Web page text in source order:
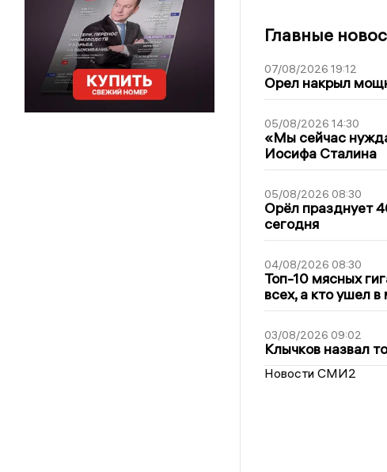
Главные
07/08/2026 19:12
Орел накрыл
05/08/2026 14:30
«Мы сейчас
Иосифа Сталина
05/08/2026 08:30
Орёл празднует
сегодня
04/08/2026 08:30
Топ-10 мясных
всех, а кто ушел в
03/08/2026 09:02
Клычков назвал
Новости СМИ2